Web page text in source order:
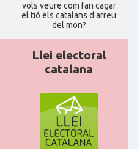
vols veure com fan cagar
el tió els catalans d'arreu
del mon?
Llei electoral
catalana